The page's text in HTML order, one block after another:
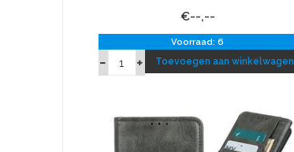
€--,--
Voorraad: 6
Toevoegen aan winkelwagen